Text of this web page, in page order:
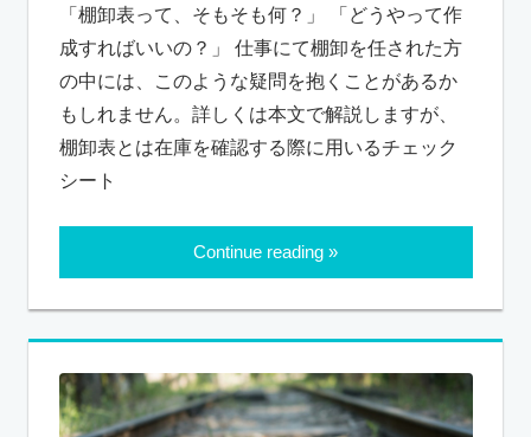
「棚卸表って、そもそも何？」 「どうやって作
成すればいいの？」 仕事にて棚卸を任された方
の中には、このような疑問を抱くことがあるか
もしれません。詳しくは本文で解説しますが、
棚卸表とは在庫を確認する際に用いるチェック
シート
Continue reading